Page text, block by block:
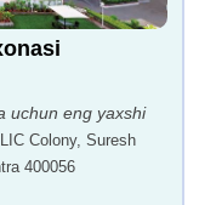
uchun eng yaxshi
Colony, Suresh
400056